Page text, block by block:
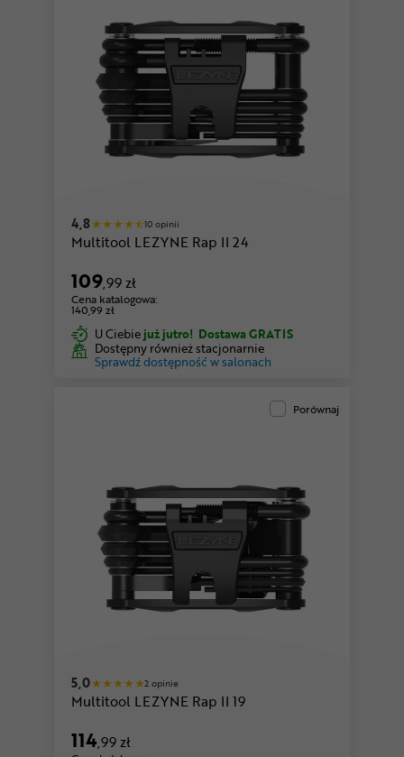
4,8 10 opinii
Multitool LEZYNE Rap II 24
109,99 zł
Cena katalogowa:
140,99 zł
U Ciebie już jutro! Dostawa GRATIS
Dostępny również stacjonarnie
Sprawdź dostępność w salonach
Porównaj
5,0 2 opinie
Multitool LEZYNE Rap II 19
114,99 zł